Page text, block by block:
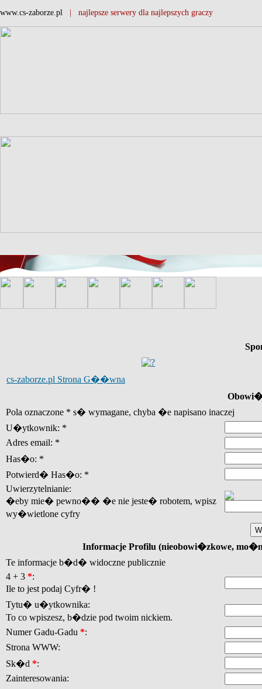
www.cs-zaborze.pl | najlepsze serwery dla najlepszych graczy
cs-zaborze.pl Strona G��wna
Pola oznaczone * s� wymagane, chyba �e napisano inaczej
U�ytkownik: *
Adres email: *
Has�o: *
Potwierd� Has�o: *
Uwierzytelnianie:
�eby mie� pewno�� �e nie jeste� robotem, wpisz
wy�wietlone cyfry
Informacje Profilu (nieobowi�zkowe,
Te informacje b�d� widoczne publicznie
4 + 3 *:
Ile to jest podaj Cyfr� !
Tytu� u�ytkownika:
To co wpiszesz, b�dzie pod twoim nickiem.
Numer Gadu-Gadu *:
Strona WWW:
Sk�d *:
Zainteresowania: